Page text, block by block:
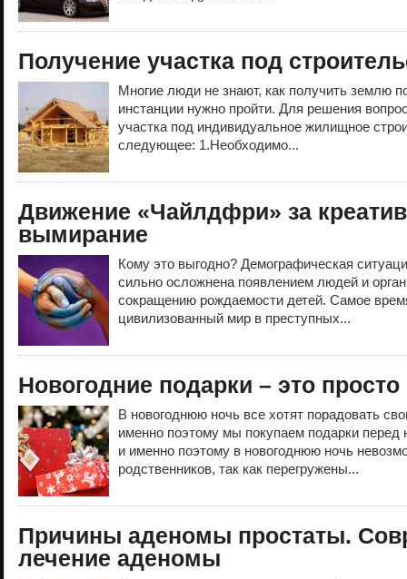
Получение участка под
Многие люди не знают, как получить землю
инстанции нужно пройти. Для решения
участка под индивидуальное жилищное
следующее: 1.Необходимо...
Движение «Чайлдфри» за
вымирание
Кому это выгодно? Демографическая
сильно осложнена появлением людей и
сокращению рождаемости детей. Самое
цивилизованный мир в преступных...
Новогодние подарки – это просто
В новогоднюю ночь все хотят порадовать
именно поэтому мы покупаем подарки перед
и именно поэтому в новогоднюю ночь
родственников, так как перегружены...
Причины аденомы простаты.
лечение аденомы